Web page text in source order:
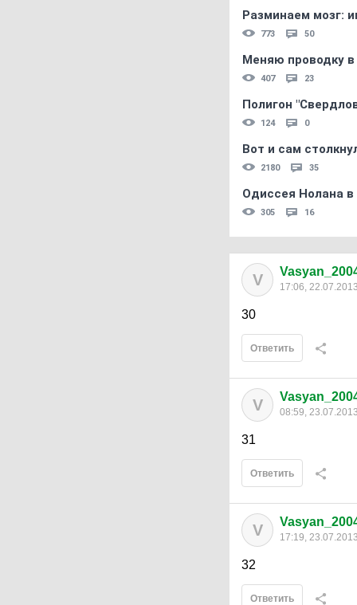
Разминаем мозг:
773 50
Меняю проводку в
407 23
Полигон
124 0
Вот и сам
2180 35
Одиссея Нолана в
305 16
V 17:06, 22.07.2013
30
Ответить
V 08:59, 23.07.2013
31
Ответить
V 17:19, 23.07.2013
32
Ответить